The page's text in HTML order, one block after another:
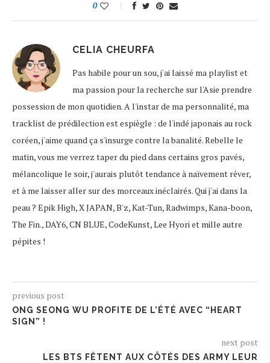
0
CELIA CHEURFA
Pas habile pour un sou, j'ai laissé ma playlist et
ma passion pour la recherche sur l'Asie prendre
possession de mon quotidien. A l'instar de ma personnalité, ma
tracklist de prédilection est espiègle : de l'indé japonais au rock
coréen, j'aime quand ça s'insurge contre la banalité. Rebelle le
matin, vous me verrez taper du pied dans certains gros pavés,
mélancolique le soir, j'aurais plutôt tendance à naïvement rêver,
et à me laisser aller sur des morceaux inéclairés. Qui j'ai dans la
peau ? Epik High, X JAPAN, B'z, Kat-Tun, Radwimps, Kana-boon,
The Fin., DAY6, CN BLUE, CodeKunst, Lee Hyori et mille autre
pépites !
previous post
ONG SEONG WU PROFITE DE L’ÉTÉ AVEC “HEART
SIGN” !
next post
LES BTS FÊTENT AUX CÔTÉS DES ARMY LEUR